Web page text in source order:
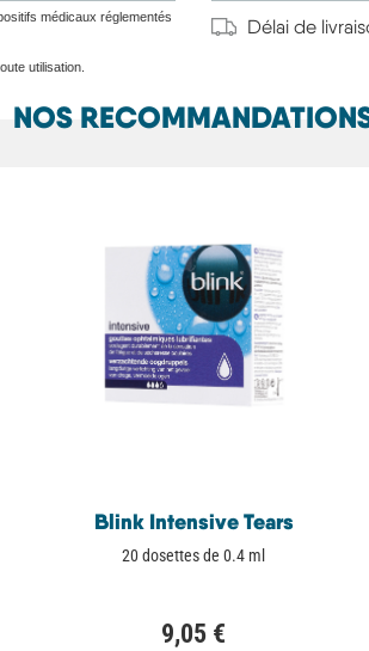
médicaux réglementés
utilisation.
Délai de
NOS
Blink Intensive Tears
20 dosettes de 0.4 ml
9,05 €